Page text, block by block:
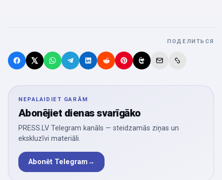
ПОДЕЛИТЬСЯ
NEPALAIDIET GARĀM
Abonējiet dienas svarīgāko
PRESS.LV Telegram kanāls — steidzamās ziņas un
ekskluzīvi materiāli.
Abonēt Telegram→